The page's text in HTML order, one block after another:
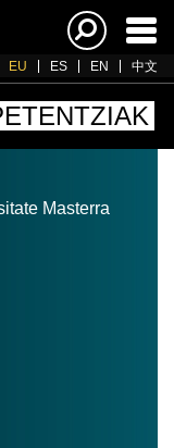
EU ES EN 中文
Masterra